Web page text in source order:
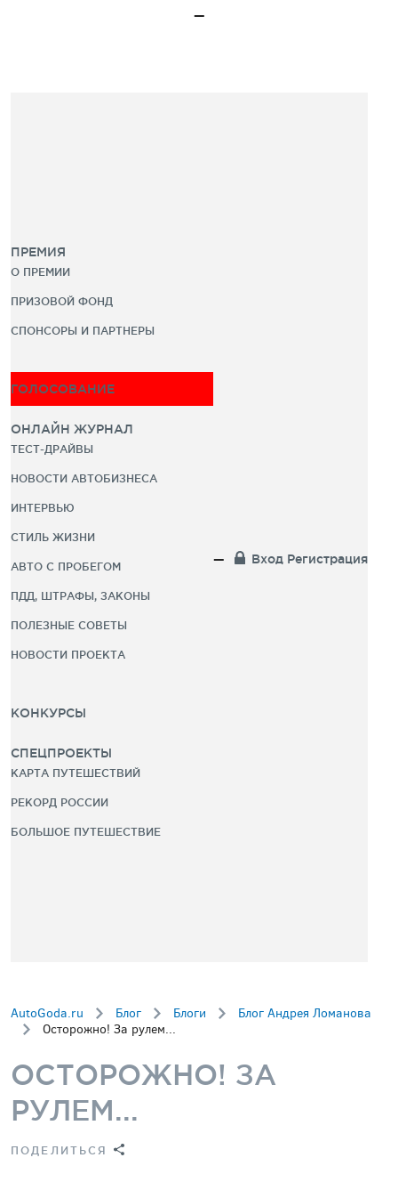
ПРЕМИЯ
О ПРЕМИИ
ПРИЗОВОЙ ФОНД
СПОНСОРЫ И ПАРТНЕРЫ
ГОЛОСОВАНИЕ
ОНЛАЙН ЖУРНАЛ
ТЕСТ-ДРАЙВЫ
НОВОСТИ АВТОБИЗНЕСА
ИНТЕРВЬЮ
СТИЛЬ ЖИЗНИ
АВТО С ПРОБЕГОМ
ПДД, ШТРАФЫ, ЗАКОНЫ
ПОЛЕЗНЫЕ СОВЕТЫ
НОВОСТИ ПРОЕКТА
КОНКУРСЫ
СПЕЦПРОЕКТЫ
КАРТА ПУТЕШЕСТВИЙ
РЕКОРД РОССИИ
БОЛЬШОЕ ПУТЕШЕСТВИЕ
Вход Регистрация
AutoGoda.ru Блог Блоги
Блог Андрея Ломанова
Осторожно! За рулем...
ОСТОРОЖНО! ЗА
РУЛЕМ...
ПОДЕЛИТЬСЯ